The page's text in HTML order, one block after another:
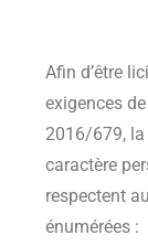
Afin d’être
exigences
2016/679, la
caractère
respectent
énumérées :